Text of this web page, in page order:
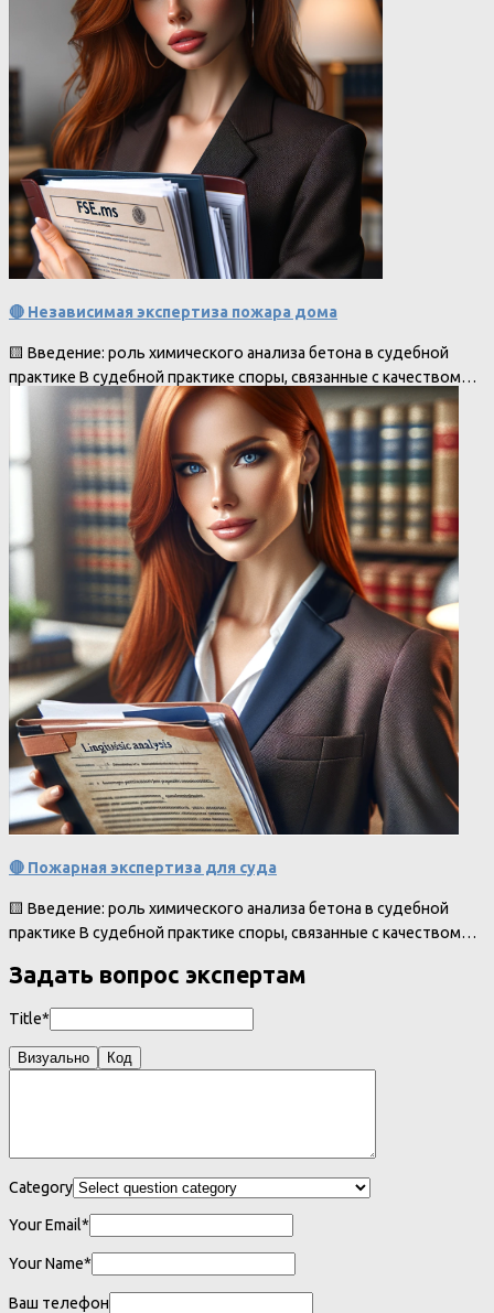
🔴 Независимая экспертиза пожара дома
🟨 Введение: роль химического анализа бетона в судебной
практике В судебной практике споры, связанные с качеством…
🔴 Пожарная экспертиза для суда
🟨 Введение: роль химического анализа бетона в судебной
практике В судебной практике споры, связанные с качеством…
Задать вопрос экспертам
Title*
Визуально Код
Category
Your Email*
Your Name*
Ваш телефон